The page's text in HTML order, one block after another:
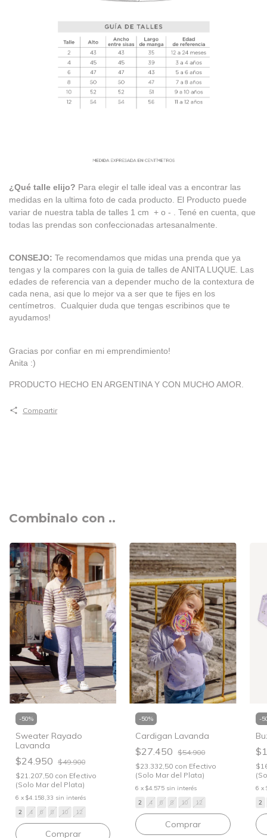
¿Qué talle elijo? Para elegir el talle ideal vas a encontrar las
medidas en la ultima foto de cada producto. El Producto puede
variar de nuestra tabla de talles 1 cm + o - . Tené en cuenta, que
todas las prendas son confeccionadas artesanalmente.
CONSEJO: Te recomendamos que midas una prenda que ya
tengas y la compares con la guia de talles de ANITA LUQUE. Las
edades de referencia van a depender mucho de la contextura de
cada nena, asi que lo mejor va a ser que te fijes en los
centímetros. Cualquier duda que tengas escribinos que te
ayudamos!
Gracias por confiar en mi emprendimiento!
Anita :)
PRODUCTO HECHO EN ARGENTINA Y CON MUCHO AMOR.
Compartir
Combinalo con ..
-50%
Sweater Rayado
Lavanda
$24.950 $49.900
$21.207,50 con Efectivo
(Solo Mar del Plata)
6 x $4.158,33 sin interés
2
4 6 8 10 12
Comprar
-50%
Cardigan Lavanda
$27.450
$54.900
$23.332,50 con Efectivo
(Solo Mar del Plata)
6 x$4.575 sin interés
2
4 6 8 10 12
Comprar
-
6 x
2